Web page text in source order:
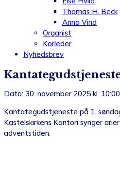
Thomas H. Beck
Anna Vind
Organist
Korleder
Nyhedsbrev
Dato: 30. november 2025 kl. 10:00
Kantategudstjeneste på 1.
Kastelskirkens Kantori synger
adventstiden.